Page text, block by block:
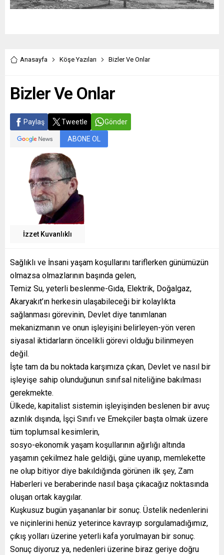
Anasayfa Köşe Yazıları Bizler Ve Onlar
Bizler Ve Onlar
Paylaş Tweetle Gönder
ABONE OL
İzzet Kuvanlıklı
Sağlıklı ve İnsani yaşam koşullarını tariflerken günümüzün
olmazsa olmazlarının başında gelen,
Temiz Su, yeterli beslenme-Gıda, Elektrik, Doğalgaz,
Akaryakıt’ın herkesin ulaşabileceği bir kolaylıkta
sağlanması görevinin, Devlet diye tanımlanan
mekanizmanın ve onun işleyişini belirleyen-yön veren
siyasal iktidarların öncelikli görevi olduğu bilinmeyen
değil.
İşte tam da bu noktada karşımıza çıkan, Devlet ve nasıl bir
işleyişe sahip olunduğunun sınıfsal niteliğine bakılması
gerekmekte.
Ülkede, kapitalist sistemin işleyişinden beslenen bir avuç
azınlık dışında, İşçi Sınıfı ve Emekçiler başta olmak üzere
tüm toplumsal kesimlerin,
sosyo-ekonomik yaşam koşullarının ağırlığı altında
yaşamın çekilmez hale geldiği, güne uyanıp, memlekette
ne olup bitiyor diye bakıldığında görünen ilk şey, Zam
Haberleri ve beraberinde nasıl başa çıkacağız noktasında
oluşan ortak kaygılar.
Kuşkusuz bugün yaşananlar bir sonuç. Üstelik nedenlerini
ve niçinlerini henüz yeterince kavrayıp sorgulamadığımız,
çıkış yolları üzerine yeterli kafa yorulmayan bir sonuç.
Sonuç diyoruz ya, nedenleri üzerine biraz geriye doğru